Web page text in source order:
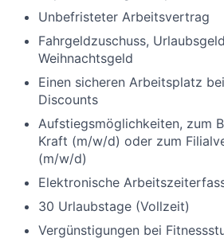
Unbefristeter Arbeitsvertrag
Fahrgeldzuschuss,
Weihnachtsgeld
Einen sicheren Arbeitsplatz
Discounts
Aufstiegsmöglichkeiten, zum
Kraft (m/w/d) oder zum
(m/w/d)
Elektronische
30 Urlaubstage (Vollzeit)
Vergünstigungen bei